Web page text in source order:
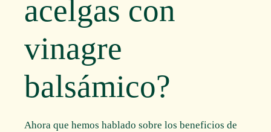
acelgas con
vinagre
balsámico?
Ahora que hemos hablado sobre los beneficios de